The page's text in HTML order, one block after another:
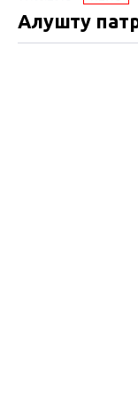
Алушту